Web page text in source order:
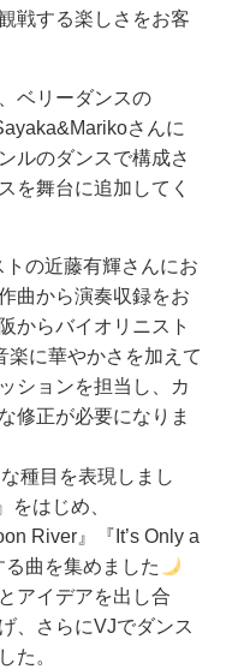
戦する楽しさをお客
ベリーダンスの
さんに
ルのダンスで構成さ
を舞台に追加してく
の近藤有輝さんにお
曲から演奏収録をお
からバイオリニスト
に華やかさを加えて
ションを担当し、カ
修正が必要になりま
種目を表現しまし
をはじめ、
River』『It’s Only a
曲を集めました
アイデアを出し合
、さらにVJでダンス
た。